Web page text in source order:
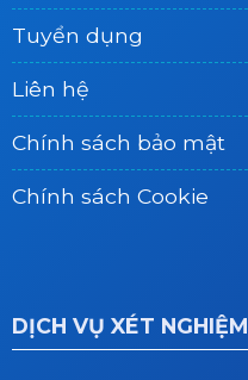
Tuyển dụng
Liên hệ
Chính sách bảo mật
Chính sách Cookie
DỊCH VỤ XÉT NGHIỆM